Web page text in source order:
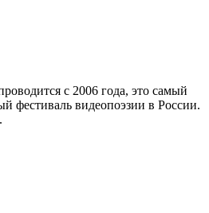
с 2006 года, это самый
фестиваль видеопоэзии в России.